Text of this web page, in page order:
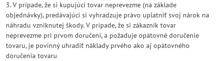
3. V prípade, že si kupujúci tovar neprevezme (na základe
objednávky), predávajúci si vyhradzuje právo uplatniť svoj nárok na
náhradu vzniknutej škody. V prípade, že si zákazník tovar
neprevezme pri prvom doručení, a požaduje opätovné doručenie
tovaru, je povinný uhradiť náklady prvého ako aj opätovného
doručenia tovaru